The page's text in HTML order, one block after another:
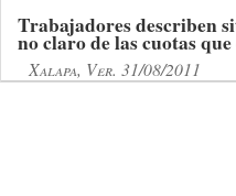
Trabajadores describen
no claro de las cuotas
Xalapa, Ver. 31/08/2011